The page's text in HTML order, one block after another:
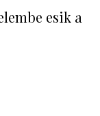
esik a